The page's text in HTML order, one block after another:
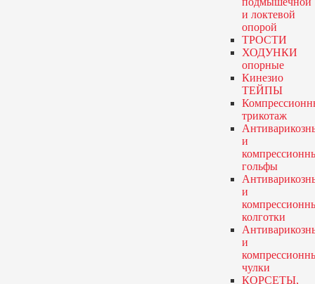
и локтевой
опорой
ТРОСТИ
ХОДУНКИ
опорные
Кинезио
ТЕЙПЫ
трикотаж
и
гольфы
и
колготки
и
чулки
КОРСЕТЫ,